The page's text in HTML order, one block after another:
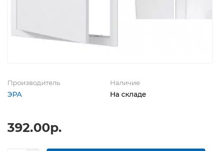
Производитель
ЭРА
Наличие
На складе
392.00р.